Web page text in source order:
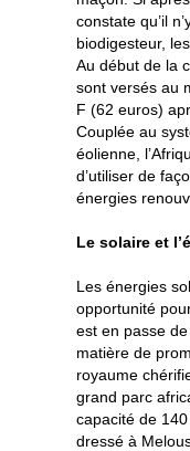
constate qu’il
biodigesteur,
Au début de la
sont versés au
F (62 euros)
Couplée au
éolienne,
d’utiliser de
énergies
Le solaire et
Les énergies
opportunité
est en passe
matière de
royaume
grand parc
capacité de
dressé à